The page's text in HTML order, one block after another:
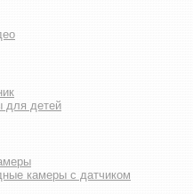
для детей
камеры с датчиком